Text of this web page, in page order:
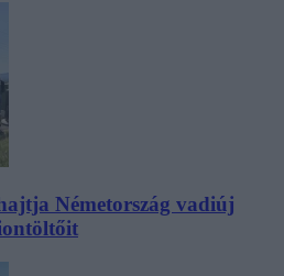
Németország vadiúj